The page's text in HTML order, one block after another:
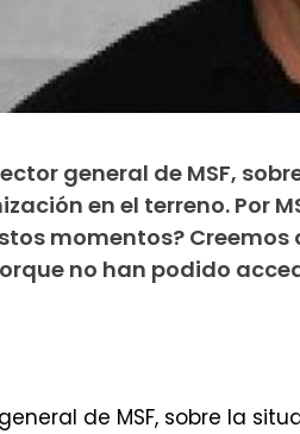
general de MSF,
en el terreno. Por
momentos? Creemos
no han podido
de MSF, sobre la